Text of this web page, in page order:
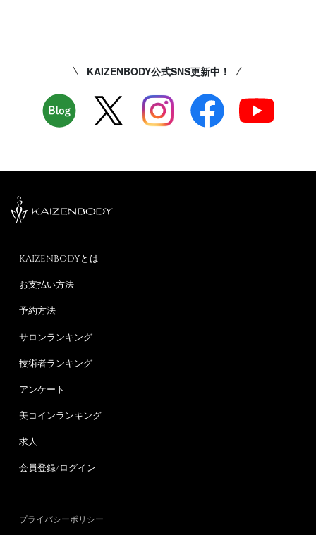
KAIZENBODY公式SNS更新中！
KAIZENBODYとは
お支払い方法
予約方法
サロンランキング
技術者ランキング
アンケート
美コインランキング
求人
会員登録/ログイン
プライバシーポリシー